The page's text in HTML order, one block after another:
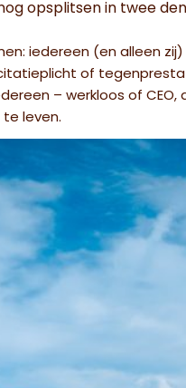
opsplitsen in twee
iedereen (en alleen
of
– werkloos of
leven.